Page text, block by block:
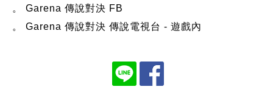
。 Garena 傳說對決 FB
。 Garena 傳說對決 傳說電視台 - 遊戲內